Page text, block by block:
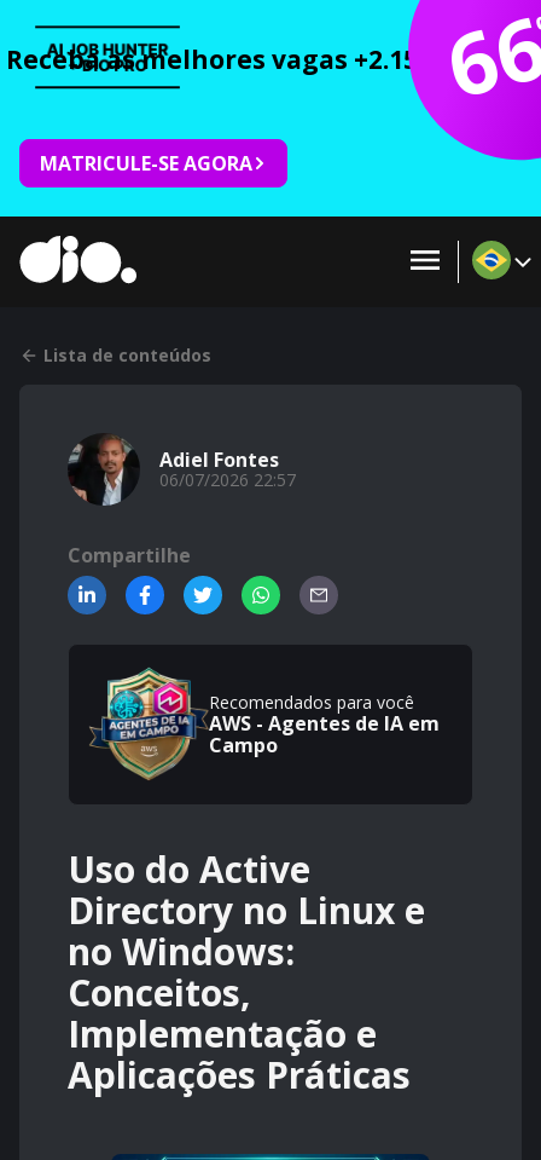
Receba as melhores vagas +2.150 cursos
MATRICULE-SE AGORA
Lista de conteúdos
Adiel Fontes
06/07/2026 22:57
Compartilhe
Recomendados para você
AWS - Agentes de IA em
Campo
Uso do Active
Directory no Linux e
no Windows:
Conceitos,
Implementação e
Aplicações Práticas